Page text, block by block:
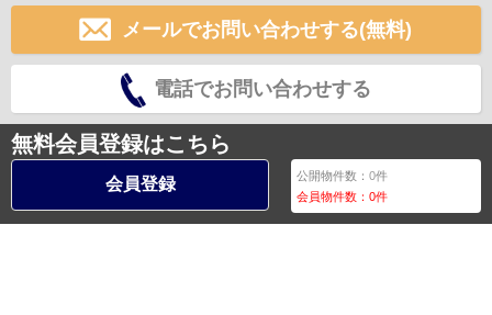
メールでお問い合わせする(無料)
電話でお問い合わせする
無料会員登録はこちら
会員登録 公開物件数：0件
会員物件数：0件